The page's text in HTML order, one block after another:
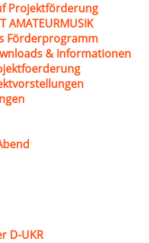
Projektförderung
AMATEURMUSIK
Förderprogramm
& Informationen
D-UKR